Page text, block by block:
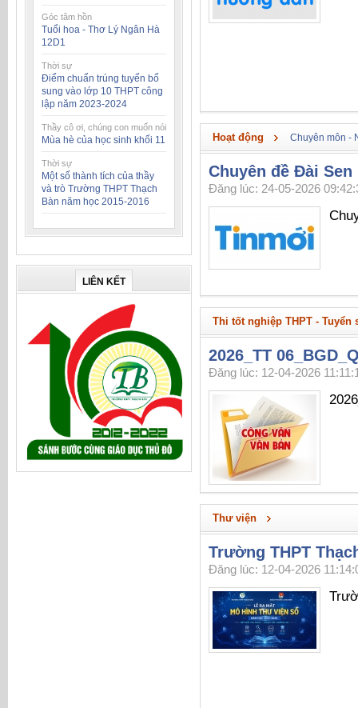
Góc tâm hồn
Tuổi hoa - Thơ Lý Ngân Hà
12D1
Thời sự
Điểm chuẩn trúng tuyển bổ
sung vào lớp 10 THPT công
lập năm 2023-2024
Thầy cô ơi, chúng con muốn nói
Mùa hè của học sinh khối 11
Thời sự
Một số thành tích của thầy
và trò Trường THPT Thạch
Bàn năm học 2015-2016
LIÊN KẾT
Hoạt động Chuyên môn -
Chuyên đề Đài Sen
Đăng lúc: 24-05-2026
Thi tốt nghiệp THPT - Tuyển
2026_TT
Đăng lúc: 12-04-2026
Thư viện
Trường THPT
Đăng lúc: 12-04-2026